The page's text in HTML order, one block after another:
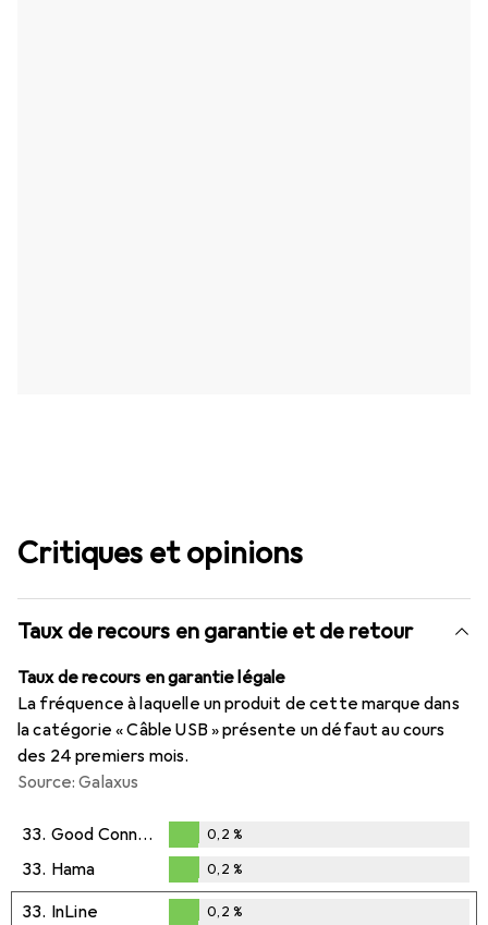
Critiques et opinions
Taux de recours en garantie et de retour
Taux de recours en garantie légale
La fréquence à laquelle un produit de cette marque dans
la catégorie « Câble USB » présente un défaut au cours
des 24 premiers mois.
Source: Galaxus
33. Good Connections
0,2%
0,2 %
33. Hama
0,2%
0,2 %
33. InLine 0,2 %